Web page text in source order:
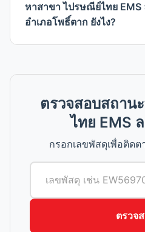
หาสาขา ไปรษณีย์ไทย EMS
อำเภอโพธิ์ตาก ยังไง?
ตรวจสอบสถาน
ไทย EMS
กรอกเลขพัสดุเพื่อติด
ตรวจ